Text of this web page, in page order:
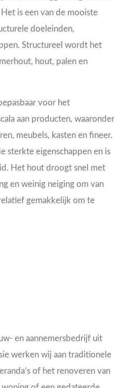
is een van de mooiste
doeleinden,
Structureel wordt het
hout, palen en
voor het
aan producten, waaronder
meubels, kasten en fineer.
sterkte eigenschappen en is
Het hout droogt snel met
en weinig neiging om van
gemakkelijk om te
en aannemersbedrijf uit
werken wij aan traditionele
of het renoveren van